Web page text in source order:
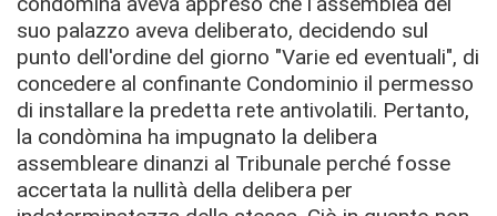
suo palazzo aveva deliberato, decidendo sul
punto dell'ordine del giorno "Varie ed eventuali", di
concedere al confinante Condominio il permesso
di installare la predetta rete antivolatili. Pertanto,
la condòmina ha impugnato la delibera
assembleare dinanzi al Tribunale perché fosse
accertata la nullità della delibera per